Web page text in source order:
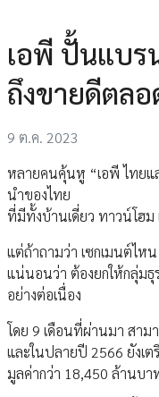
เอพี ปั้นแบร
ถึงขายดีตลอ
9 ต.ค. 2023
หลายคนคุ้นหู “เอพี ไทยแ
นำของไทย
ที่มีทั้งบ้านเดี่ยว ทาวน์โฮม
แต่ถ้าถามว่า เซกเมนต์ไห
แน่นอนว่า ต้องยกให้กลุ่มธุ
อย่างต่อเนื่อง
โดย 9 เดือนที่ผ่านมา สาม
และในปลายปี 2566 ยังเต
มูลค่ากว่า 18,450 ล้านบา